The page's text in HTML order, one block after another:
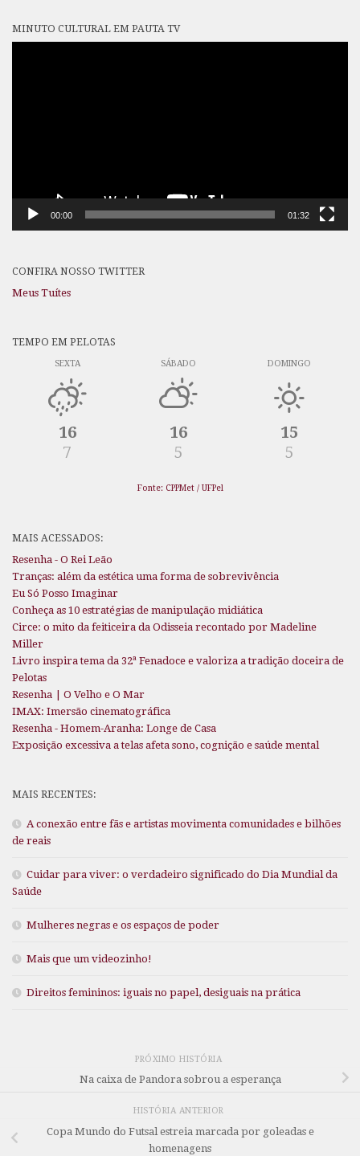
MINUTO CULTURAL EM PAUTA TV
00:00 01:32
CONFIRA NOSSO TWITTER
Meus Tuítes
TEMPO EM PELOTAS
SEXTA
16
7
SÁBADO
16
5
DOMINGO
15
5
Fonte: CPPMet / UFPel
MAIS ACESSADOS:
Resenha - O Rei Leão
Tranças: além da estética uma forma de sobrevivência
Eu Só Posso Imaginar
Conheça as 10 estratégias de manipulação midiática
Circe: o mito da feiticeira da Odisseia recontado por Madeline
Miller
Livro inspira tema da 32ª Fenadoce e valoriza a tradição doceira de
Pelotas
Resenha | O Velho e O Mar
IMAX: Imersão cinematográfica
Resenha - Homem-Aranha: Longe de Casa
Exposição excessiva a telas afeta sono, cognição e saúde mental
MAIS RECENTES:
A conexão entre fãs e artistas movimenta comunidades e bilhões
de reais
Cuidar para viver: o verdadeiro significado do Dia Mundial da
Saúde
Mulheres negras e os espaços de poder
Mais que um videozinho!
Direitos femininos: iguais no papel, desiguais na prática
PRÓXIMO HISTÓRIA
Na caixa de Pandora sobrou a esperança
HISTÓRIA ANTERIOR
Copa Mundo do Futsal estreia marcada por goleadas e
homenagens